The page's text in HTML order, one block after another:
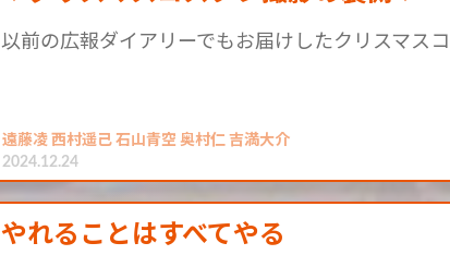
以前の広報ダイアリーでもお届けしたクリスマス
遠藤凌 西村遥己 石山青空 奥村仁 吉満大介
2024.12.24
やれることはすべてやる